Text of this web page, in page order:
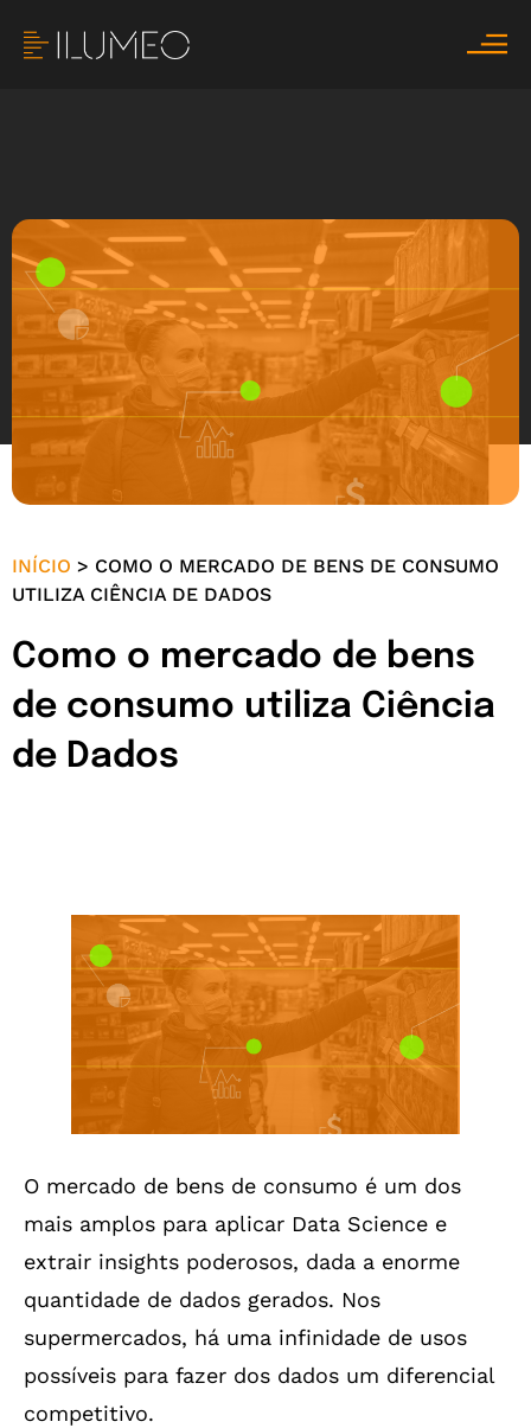
INÍCIO > COMO O MERCADO DE BENS DE CONSUMO
UTILIZA CIÊNCIA DE DADOS
Como o mercado de bens
de consumo utiliza Ciência
de Dados
O mercado de bens de consumo é um dos
mais amplos para aplicar Data Science e
extrair insights poderosos, dada a enorme
quantidade de dados gerados. Nos
supermercados, há uma infinidade de usos
possíveis para fazer dos dados um diferencial
competitivo.